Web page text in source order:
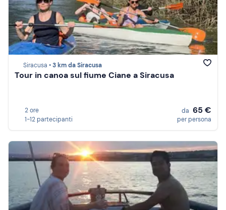
Siracusa •3 km da Siracusa
Tour in canoa sul fiume Ciane a Siracusa
2 ore
1-12 partecipanti
da 65 €
per persona